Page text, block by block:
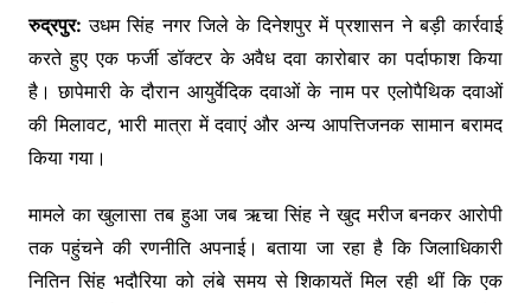
रुद्रपुर: उधम सिंह नगर जिले के दिनेशपुर में प्रशासन ने बड़ी कार्रवाई
करते हुए एक फर्जी डॉक्टर के अवैध दवा कारोबार का पर्दाफाश किया
है। छापेमारी के दौरान आयुर्वेदिक दवाओं के नाम पर एलोपैथिक दवाओं
की मिलावट, भारी मात्रा में दवाएं और अन्य आपत्तिजनक सामान बरामद
किया गया।
मामले का खुलासा तब हुआ जबऋचा सिंह ने खुद मरीज बनकर आरोपी
तक पहुंचने की रणनीति अपनाई। बताया जा रहा है कि जिलाधिकारी
नितिन सिंह भदौरियाको लंबे समय से शिकायतें मिल रही थीं कि एक